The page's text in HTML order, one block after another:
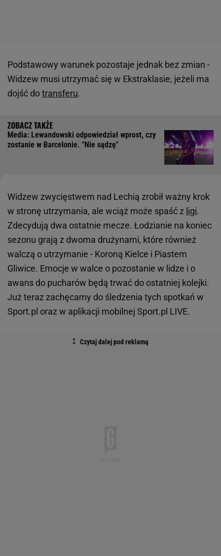
Podstawowy warunek pozostaje jednak bez zmian -
Widzew musi utrzymać się w Ekstraklasie, jeżeli ma
dojść dotransferu.
Media: Lewandowski odpowiedział wprost, czy
zostanie w Barcelonie. "Nie sądzę"
Widzew zwycięstwem nad Lechią zrobił ważny krok
w stronę utrzymania, ale wciąż może spaść z ligi.
Zdecydują dwa ostatnie mecze. Łodzianie na koniec
sezonu grają z dwoma drużynami, które również
walczą o utrzymanie - Koroną Kielce i Piastem
Gliwice. Emocje w walce o pozostanie w lidze i o
awans do pucharów będą trwać do ostatniej kolejki.
Już teraz zachęcamy do śledzenia tych spotkań w
Sport.pl oraz w aplikacji mobilnej Sport.pl LIVE.